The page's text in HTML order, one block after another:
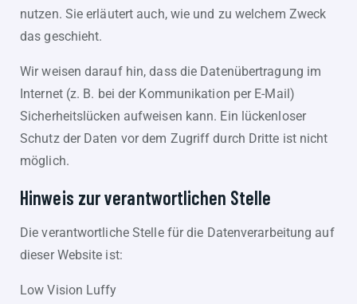
nutzen. Sie erläutert auch, wie und zu welchem Zweck
das geschieht.
Wir weisen darauf hin, dass die Datenübertragung im
Internet (z. B. bei der Kommunikation per E-Mail)
Sicherheitslücken aufweisen kann. Ein lückenloser
Schutz der Daten vor dem Zugriff durch Dritte ist nicht
möglich.
Hinweis zur verantwortlichen Stelle
Die verantwortliche Stelle für die Datenverarbeitung auf
dieser Website ist:
Low Vision Luffy